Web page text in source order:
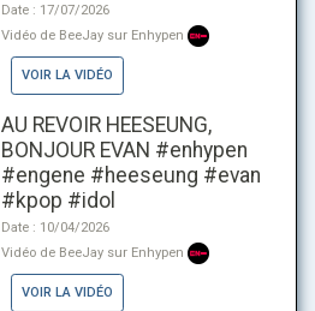
Date : 17/07/2026
Vidéo de BeeJay sur Enhypen
VOIR LA VIDÉO
AU REVOIR HEESEUNG,
BONJOUR EVAN #enhypen
#engene #heeseung #evan
#kpop #idol
Date : 10/04/2026
Vidéo de BeeJay sur Enhypen
VOIR LA VIDÉO